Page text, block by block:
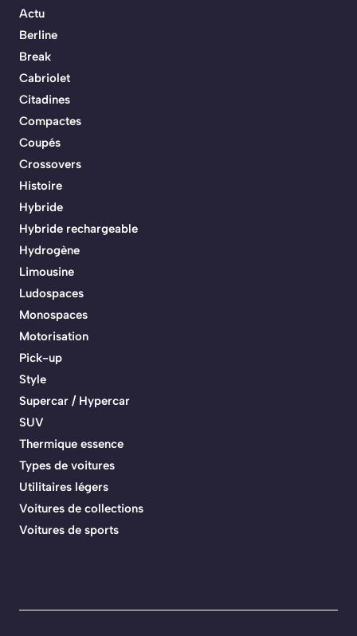
Actu
Berline
Break
Cabriolet
Citadines
Compactes
Coupés
Crossovers
Histoire
Hybride
Hybride rechargeable
Hydrogène
Limousine
Ludospaces
Monospaces
Motorisation
Pick-up
Style
Supercar / Hypercar
SUV
Thermique essence
Types de voitures
Utilitaires légers
Voitures de collections
Voitures de sports